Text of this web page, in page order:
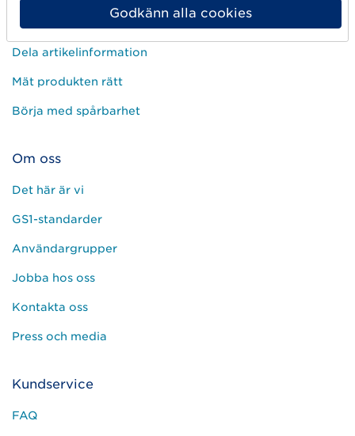
Sälj på marknadsplatser
Dela artikelinformation
Mät produkten rätt
Börja med spårbarhet
Om oss
Det här är vi
GS1-standarder
Användargrupper
Jobba hos oss
Kontakta oss
Press och media
Kundservice
FAQ
Godkänn alla cookies